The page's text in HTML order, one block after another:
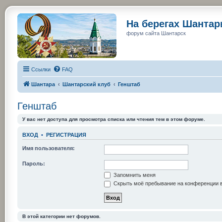
На берегах
форум сайта Шантарск
Ссылки FAQ
Шантара Шантарский клуб Генштаб
Генштаб
У вас нет доступа для просмотра списка или чтения тем в этом форуме.
ВХОД • РЕГИСТРАЦИЯ
Имя пользователя:
Пароль:
Запомнить меня
Скрыть моё пребывание на конференции
В этой категории нет форумов.